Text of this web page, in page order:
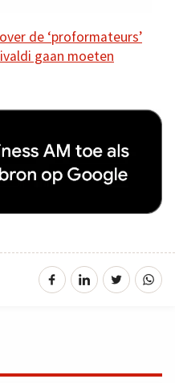
de ‘proformateurs’
gaan moeten